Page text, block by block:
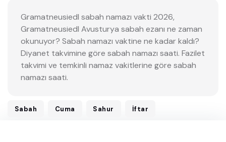
Gramatneusiedl sabah namazı vakti 2026,
Gramatneusiedl Avusturya sabah ezanı ne zaman
okunuyor? Sabah namazı vaktine ne kadar kaldı?
Diyanet takvimine göre sabah namazı saati. Fazilet
takvimi ve temkinli namaz vakitlerine göre sabah
namazı saati.
Sabah Cuma Sahur İftar